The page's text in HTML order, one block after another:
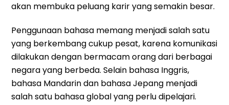
akan membuka peluang karir yang semakin besar.
Penggunaan bahasa memang menjadi salah satu
yang berkembang cukup pesat, karena komunikasi
dilakukan dengan bermacam orang dari berbagai
negara yang berbeda. Selain bahasa Inggris,
bahasa Mandarin dan bahasa Jepang menjadi
salah satu bahasa global yang perlu dipelajari.